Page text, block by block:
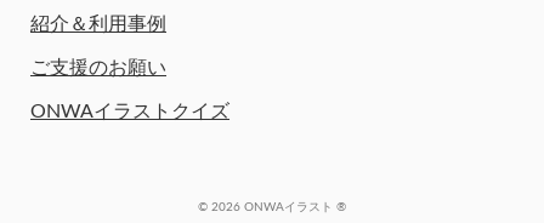
紹介＆利用事例
ご支援のお願い
ONWAイラストクイズ
© 2026 ONWAイラスト ®